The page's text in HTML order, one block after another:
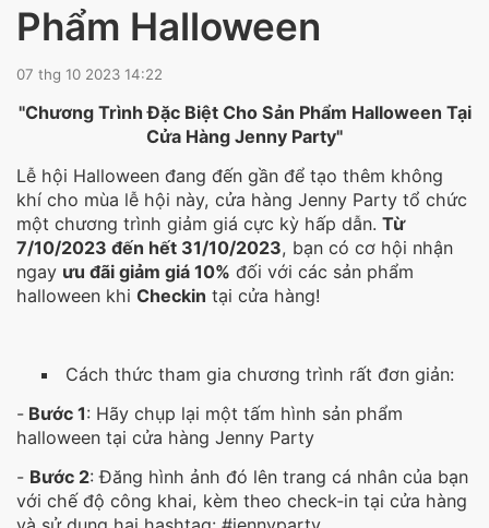
Phẩm Halloween
07 thg 10 2023 14:22
"Chương Trình Đặc Biệt Cho Sản Phẩm Halloween Tại
Cửa Hàng Jenny Party"
Lễ hội Halloween đang đến gần để tạo thêm không
khí cho mùa lễ hội này, cửa hàng Jenny Party tổ chức
một chương trình giảm giá cực kỳ hấp dẫn. Từ
7/10/2023 đến hết 31/10/2023, bạn có cơ hội nhận
ngay ưu đãi giảm giá 10% đối với các sản phẩm
halloween khi Checkin tại cửa hàng!
Cách thức tham gia chương trình rất đơn giản:
- Bước 1: Hãy chụp lại một tấm hình sản phẩm
halloween tại cửa hàng Jenny Party
- Bước 2: Đăng hình ảnh đó lên trang cá nhân của bạn
với chế độ công khai, kèm theo check-in tại cửa hàng